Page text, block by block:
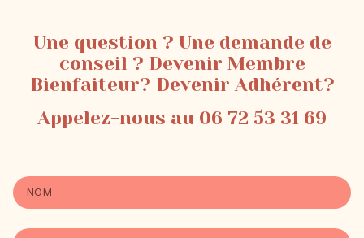
Une question ? Une demande de
conseil ? Devenir Membre
Bienfaiteur? Devenir Adhérent?
Appelez-nous au 06 72 53 31 69